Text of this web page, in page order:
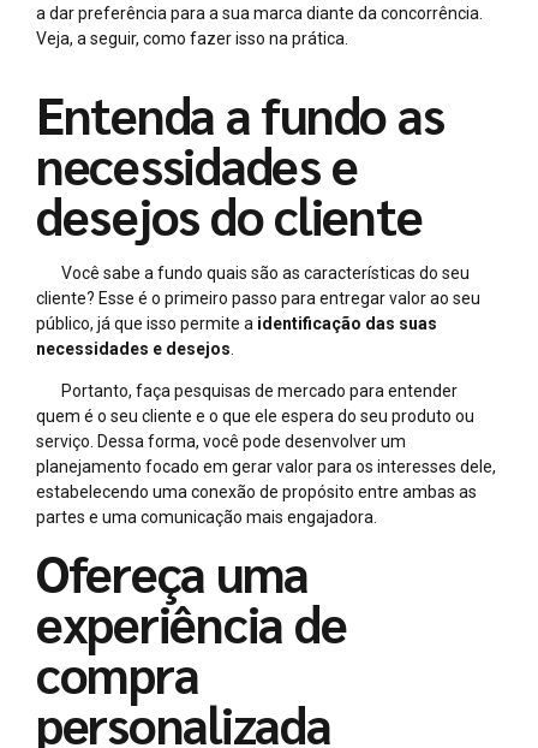
a dar preferência para a sua marca diante da concorrência.
Veja, a seguir, como fazer isso na prática.
Entenda a fundo as
necessidades e
desejos do cliente
Você sabe a fundo quais são as características do seu
cliente? Esse é o primeiro passo para entregar valor ao seu
público, já que isso permite a identificação das suas
necessidades e desejos
Portanto, faça pesquisas de mercado para entender
quem é o seu cliente e o que ele espera do seu produto ou
serviço. Dessa forma, você pode desenvolver um
planejamento focado em gerar valor para os interesses dele,
estabelecendo uma conexão de propósito entre ambas as
partes e uma comunicação mais engajadora.
Ofereça uma
experiência de
compra
personalizada